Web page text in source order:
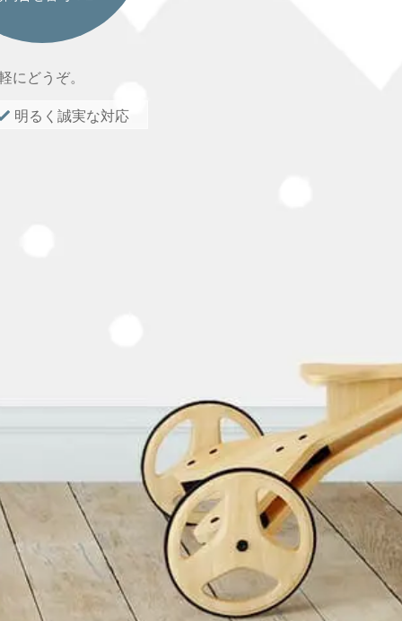
にどうぞ。
明るく誠実な対応